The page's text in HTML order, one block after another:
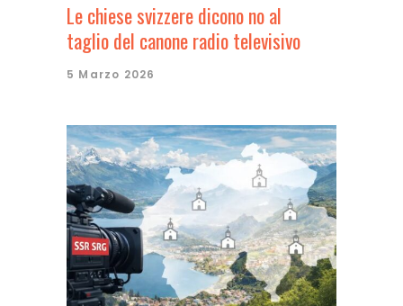
Le chiese svizzere dicono no al
taglio del canone radio televisivo
5 Marzo 2026